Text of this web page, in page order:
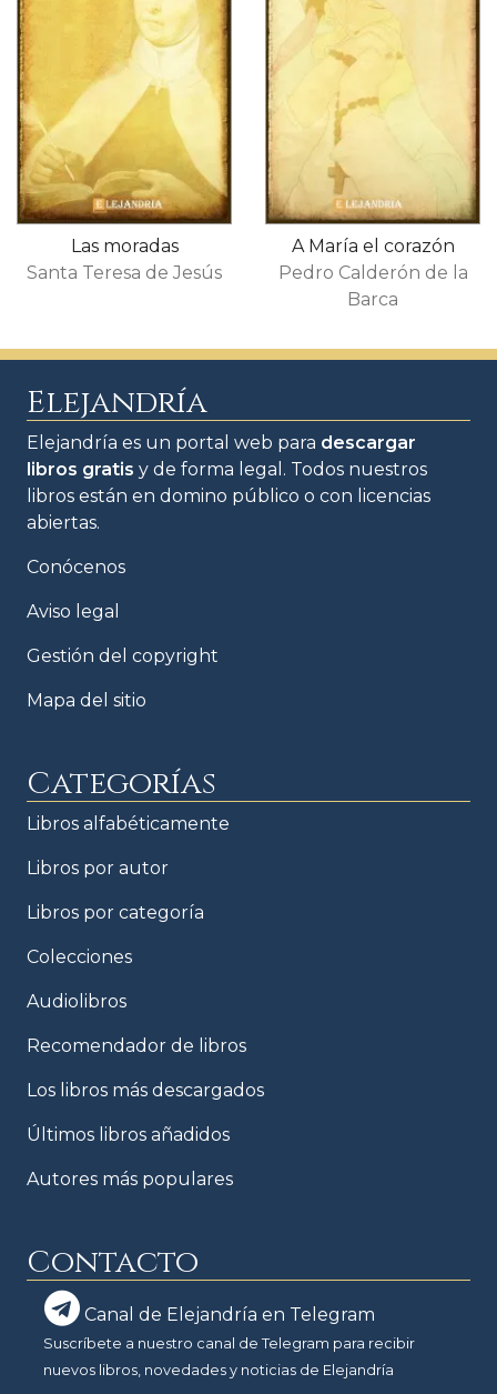
Las moradas
Santa Teresa de Jesús
A María el corazón
Pedro Calderón de la
Barca
Elejandría
Elejandría es un portal web para descargar
libros gratis y de forma legal. Todos nuestros
libros están en domino público o con licencias
abiertas.
Conócenos
Aviso legal
Gestión del copyright
Mapa del sitio
Categorías
Libros alfabéticamente
Libros por autor
Libros por categoría
Colecciones
Audiolibros
Recomendador de libros
Los libros más descargados
Últimos libros añadidos
Autores más populares
Contacto
Canal de Elejandría en Telegram
Suscríbete a nuestro canal de Telegram para recibir
nuevos libros, novedades y noticias de Elejandría